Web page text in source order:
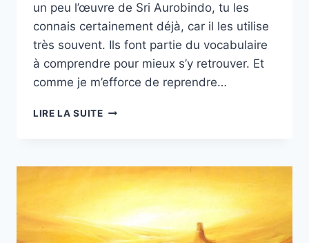
un peu l’œuvre de Sri Aurobindo, tu les
connais certainement déjà, car il les utilise
très souvent. Ils font partie du vocabulaire
à comprendre pour mieux s’y retrouver. Et
comme je m’efforce de reprendre…
LIRE LA SUITESÂDHANÂ
SÂDHIKÂ